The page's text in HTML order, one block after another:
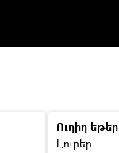
Ուղիղ եթեր
Լուրեր